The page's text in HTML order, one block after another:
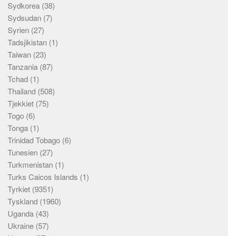
Sydkorea (38)
Sydsudan (7)
Syrien (27)
Tadsjikistan (1)
Taiwan (23)
Tanzania (87)
Tchad (1)
Thailand (508)
Tjekkiet (75)
Togo (6)
Tonga (1)
Trinidad Tobago (6)
Tunesien (27)
Turkmenistan (1)
Turks Caicos Islands (1)
Tyrkiet (9351)
Tyskland (1960)
Uganda (43)
Ukraine (57)